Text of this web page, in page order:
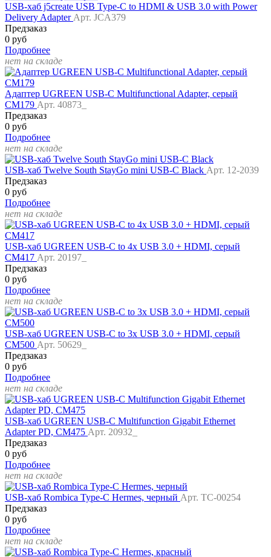
USB-хаб j5create USB Type-C to HDMI & USB 3.0 with Power
Delivery AdapterАрт. JCA379
Предзаказ
0 руб
Подробнее
нет на складе
Адаптер UGREEN USB-C Multifunctional Adapter, серый
CM179 Арт. 40873_
Предзаказ
0 руб
Подробнее
нет на складе
USB-хаб Twelve South StayGo mini USB-C Black Арт. 12-2039
Предзаказ
0 руб
Подробнее
нет на складе
USB-хаб UGREEN USB-C to 4x USB 3.0 + HDMI, серый
CM417 Арт. 20197_
Предзаказ
0 руб
Подробнее
нет на складе
USB-хаб UGREEN USB-C to 3x USB 3.0 + HDMI, серый
CM500 Арт. 50629_
Предзаказ
0 руб
Подробнее
нет на складе
USB-хаб UGREEN USB-C Multifunction Gigabit Ethernet
Adapter PD, CM475 Арт. 20932_
Предзаказ
0 руб
Подробнее
нет на складе
USB-хаб Rombica Type-C Hermes, черный Арт. TC-00254
Предзаказ
0 руб
Подробнее
нет на складе